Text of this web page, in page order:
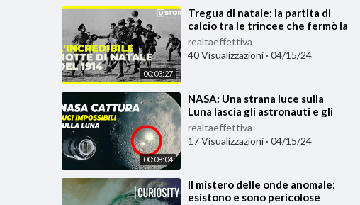
00:03:27
⁣Tregua di natale: la partita di
calcio tra le trincee che fermò la
guerra
realtaeffettiva
40 Visualizzazioni · 04/15/24
00:08:04
⁣NASA: Una strana luce sulla
Luna lascia gli astronauti e gli
scienzati increduli
realtaeffettiva
17 Visualizzazioni · 04/15/24
⁣Il mistero delle onde anomale:
esistono e sono pericolose